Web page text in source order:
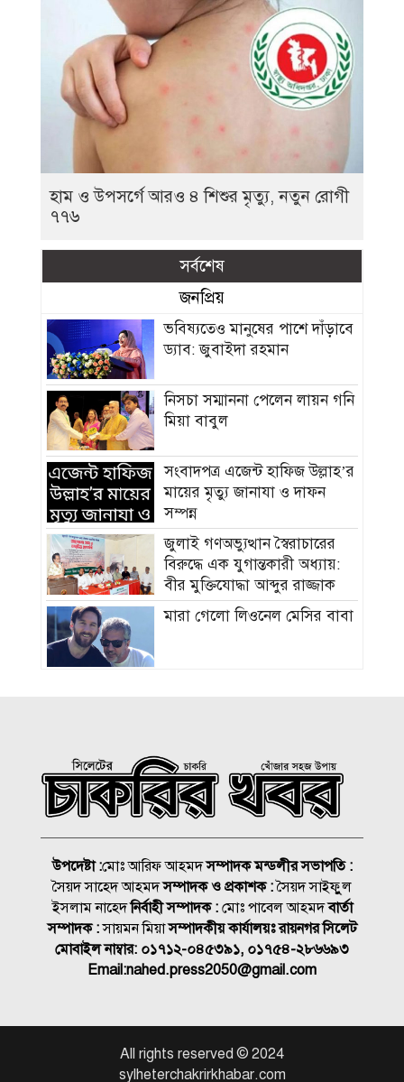
হাম ও উপসর্গে আরও ৪ শিশুর মৃত্যু, নতুন রোগী
৭৭৬
সর্বশেষ
জনপ্রিয়
ভবিষ্যতেও মানুষের পাশে দাঁড়াবে
ড্যাব: জুবাইদা রহমান
নিসচা সম্মাননা পেলেন লায়ন গনি
মিয়া বাবুল
সংবাদপত্র এজেন্ট হাফিজ উল্লাহ’র
মায়ের মৃত্যু জানাযা ও দাফন
সম্পন্ন
জুলাই গণঅভ্যুত্থান স্বৈরাচারের
বিরুদ্ধে এক যুগান্তকারী অধ্যায়:
বীর মুক্তিযোদ্ধা আব্দুর রাজ্জাক
মারা গেলো লিওনেল মেসির বাবা
হাম ও উপসর্গে আরও ৪ শিশুর
মৃত্যু, নতুন রোগী ৭৭৬
করলেন প্রধানমন্ত্রী
তুরস্কের ক্লাবে যোগ দিয়েই জমি
উপহার পেলেন সালাহ
দামেস্কে অপহরণ চক্রের ৮ সদস্য
উপদেষ্টা :মোঃ আরিফ আহমদসম্পাদক মন্ডলীর সভাপতি :
সৈয়দ সাহেদ আহমদসম্পাদক ও প্রকাশক :সৈয়দ সাইফুুল
ইসলাম নাহেদনির্বাহী সম্পাদক :মোঃ পাবেল আহমদবার্তা
সম্পাদক :সায়মন মিয়াসম্পাদকীয় কার্যালয়ঃ রায়নগর সিলেট
মোবাইল নাম্বার: ০১৭১২-০৪৫৩৯১, ০১৭৫৪-২৮৬৬৯৩
Email:nahed.press2050@gmail.com
All rights reserved © 2024
sylheterchakrirkhabar.com